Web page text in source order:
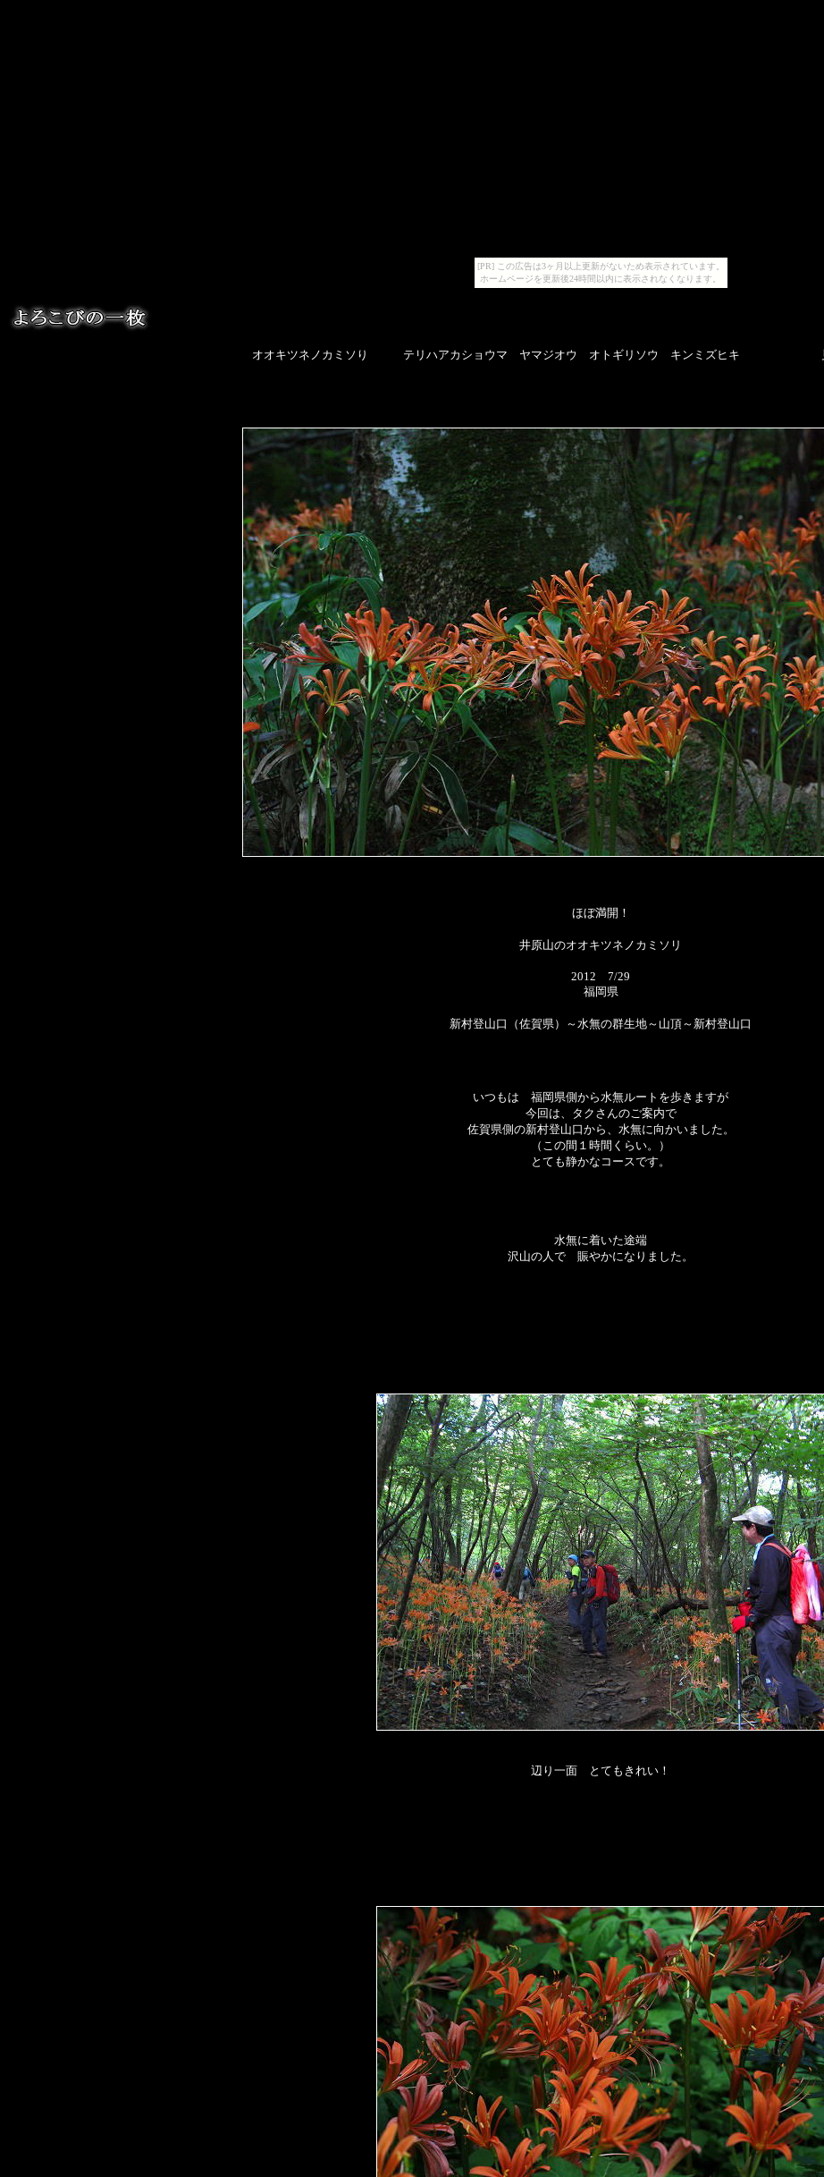
[PR] この広告は3ヶ月以上更新がないため表示されています。
ホームページを更新後24時間以内に表示されなくなります。
オオキツネノカミソり テリハアカショウマ ヤマジオウ オトギリソウ キンミズヒキ 見飽
ほぼ満開！
井原山のオオキツネノカミソリ
2012 7/29
福岡県
新村登山口（佐賀県）～水無の群生地～山頂～新村登山口
いつもは 福岡県側から水無ルートを歩きますが
今回は、タクさんのご案内で
佐賀県側の新村登山口から、水無に向かいました。
（この間１時間くらい。）
とても静かなコースです。
水無に着いた途端
沢山の人で 賑やかになりました。
辺り一面 とてもきれい！